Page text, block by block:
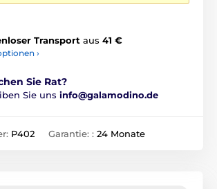
Transport aus 41 €
›
Sie Rat?
Sie uns info@galamodino.de
P402 Garantie: : 24 Monate